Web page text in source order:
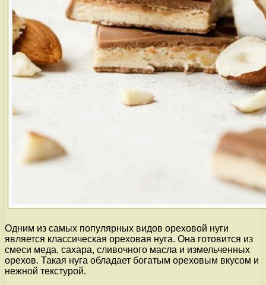
Одним из самых популярных видов ореховой нуги
является классическая ореховая нуга. Она готовится из
смеси меда, сахара, сливочного масла и измельченных
орехов. Такая нуга обладает богатым ореховым вкусом и
нежной текстурой.